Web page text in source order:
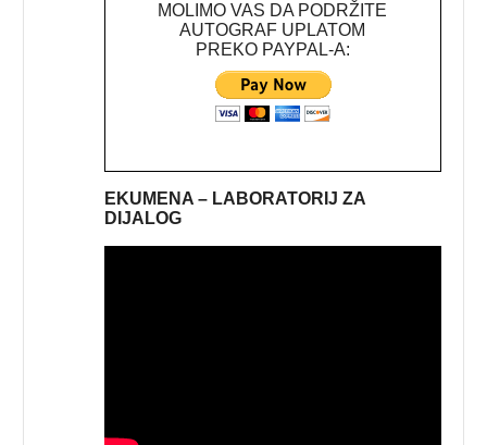
MOLIMO VAS DA PODRŽITE
AUTOGRAF UPLATOM
PREKO PAYPAL-A:
EKUMENA – LABORATORIJ ZA
DIJALOG